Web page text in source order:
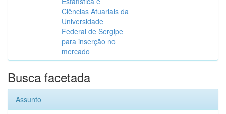
Ciências Atuariais da
Universidade
Federal de Sergipe
para inserção no
mercado
Busca facetada
Assunto